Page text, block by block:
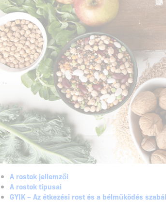
A rostok jellemzői
A rostok típusai
GYIK – Az étkezési rost és a bélműködés